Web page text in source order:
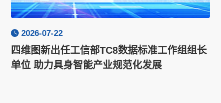
2026-07-22
四维图新出任工信部TC8数据标准工作组组长
单位 助力具身智能产业规范化发展